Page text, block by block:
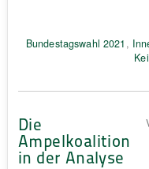
Bundestagswahl 2021 ,
Die
Ampelkoalition
in der Analyse